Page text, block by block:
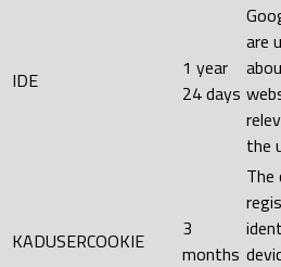
IDE
1 year
24 days
are
the
KADUSERCOOKIE
3
months
The